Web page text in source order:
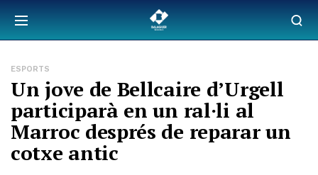
ESPORTS
Un jove de Bellcaire d’Urgell
participarà en un ral·li al
Marroc després de reparar un
cotxe antic